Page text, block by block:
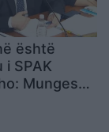
është
i SPAK
Mungesa